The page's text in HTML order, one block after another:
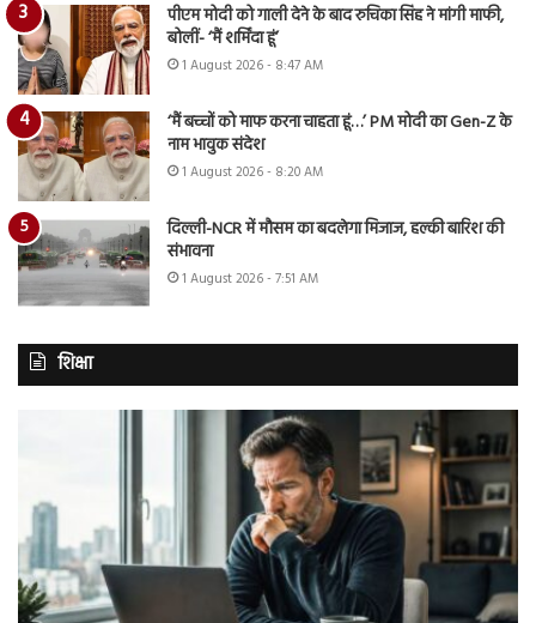
पीएम मोदी को गाली देने के बाद रुचिका सिंह ने मांगी माफी,
बोलीं- ‘मैं शर्मिंदा हूं’
1 August 2026 - 8:47 AM
‘मैं बच्चों को माफ करना चाहता हूं…’ PM मोदी का Gen-Z के
नाम भावुक संदेश
1 August 2026 - 8:20 AM
दिल्ली-NCR में मौसम का बदलेगा मिजाज, हल्की बारिश की
संभावना
1 August 2026 - 7:51 AM
शिक्षा